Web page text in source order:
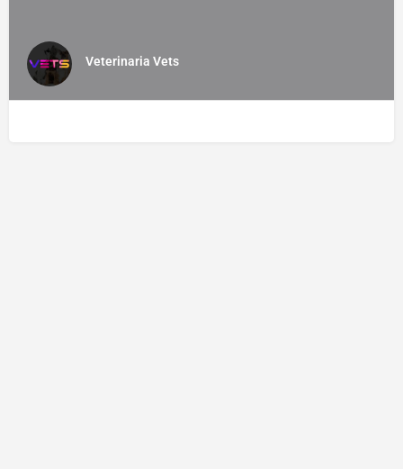
Veterinaria Vets